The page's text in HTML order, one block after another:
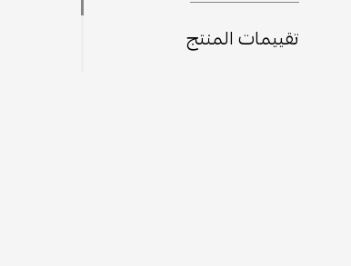
تقييمات المنتج